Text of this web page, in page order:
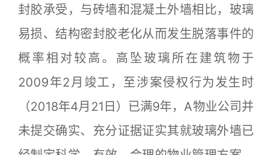
封胶承受，与砖墙和混凝土外墙相比，玻璃
易损、结构密封胶老化从而发生脱落事件的
概率相对较高。高坠玻璃所在建筑物于
2009年2月竣工，至涉案侵权行为发生时
（2018年4月21日）已满9年，A物业公司并
未提交确实、充分证据证实其就玻璃外墙已